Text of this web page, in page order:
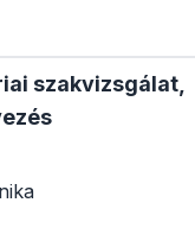
szakvizsgálat,